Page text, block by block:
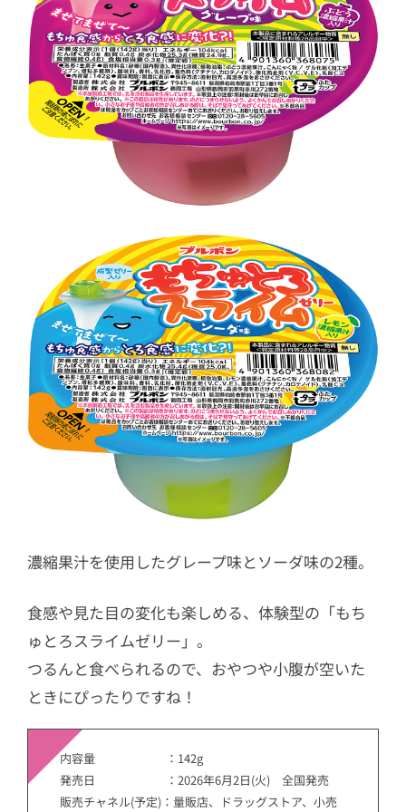
濃縮果汁を使用したグレープ味とソーダ味の2種。
食感や見た目の変化も楽しめる、体験型の「もち
ゅとろスライムゼリー」。
つるんと食べられるので、おやつや小腹が空いた
ときにぴったりですね！
内容量 ：142g
発売日 ：2026年6月2日(火) 全国発売
販売チャネル(予定)：量販店、ドラッグストア、小売